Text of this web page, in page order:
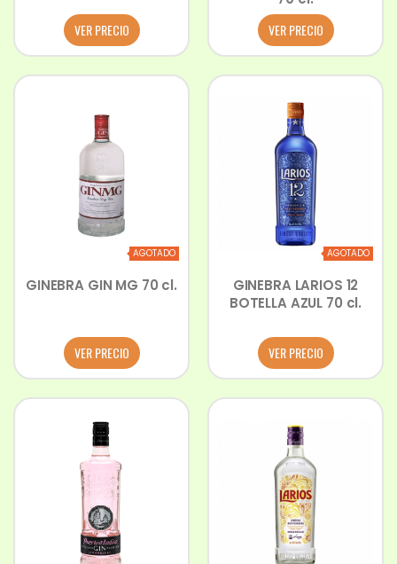
VER PRECIO
VER PRECIO
AGOTADO
GINEBRA GIN MG 70 cl.
VER PRECIO
AGOTADO
GINEBRA LARIOS 12
BOTELLA AZUL 70 cl.
VER PRECIO